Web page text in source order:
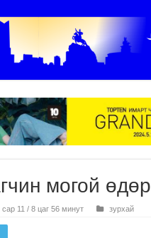
могой өдөр
11 / 8 цаг 56 минут зурхай